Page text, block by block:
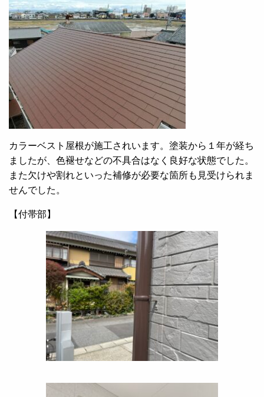
カラーベスト屋根が施工されいます。塗装から１年が経ち
ましたが、色褪せなどの不具合はなく良好な状態でした。
また欠けや割れといった補修が必要な箇所も見受けられま
せんでした。
【付帯部】